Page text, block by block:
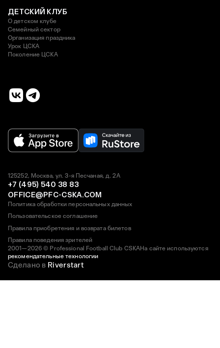
ДЕТСКИЙ КЛУБ
О детском клубе
Семейный сектор
Организация праздника
Урок ЦСКА
Поколение ЦСКА
2001—2026 © Professional Football Club CSKAНа сайте используются
рекомендательные технологии
125252, Москва, ул. 3-я Песчаная, д. 2А
+7 (495) 540 38 83
OFFICE@PFC-CSKA.COM
Политика обработки персональных данных
Пользовательское соглашение
Правила приобретения и возврата билетов
Правила поведения зрителей
Сделано в Riverstart